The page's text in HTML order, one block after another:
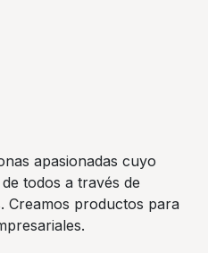
apasionadas cuyo
todos a través de
Creamos productos para